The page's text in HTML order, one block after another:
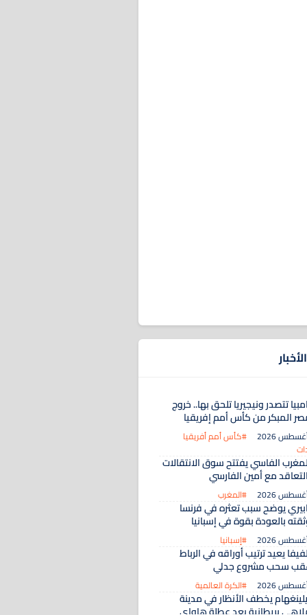
تتصدر ونيجيريا تلحق بها.. خروج
المبكر من كأس أمم إفريقيا
#كأس أمم أفريقيا
الفاسي يفتتح سوق الانتقالات
مع أمين الفارسي
#المغرب
يوضح سبب تعثره في فرنسا
بالعودة بقوة في إسبانيا
#إسبانيا
يعيد ترتيب أوراقه في الرباط
سحب مشروع جدلي
#الكرة العالمية
يخطف الأنظار في مدينة